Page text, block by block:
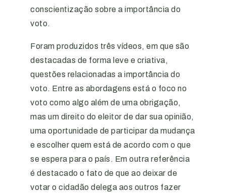
conscientização sobre a importância do
voto.
Foram produzidos três vídeos, em que são
destacadas de forma leve e criativa,
questões relacionadas a importância do
voto. Entre as abordagens está o foco no
voto como algo além de uma obrigação,
mas um direito do eleitor de dar sua opinião,
uma oportunidade de participar da mudança
e escolher quem está de acordo com o que
se espera para o país. Em outra referência
é destacado o fato de que ao deixar de
votar o cidadão delega aos outros fazer